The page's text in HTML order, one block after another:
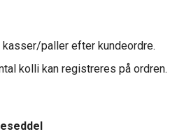
paller efter kundeordre.
kolli kan registreres på ordren.